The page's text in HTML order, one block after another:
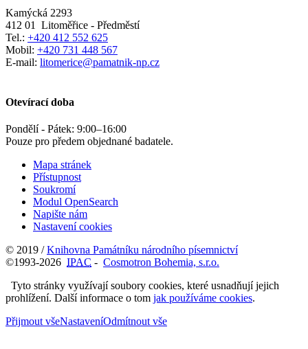
Kamýcká 2293
412 01
Litoměřice - Předměstí
Tel.: +420 412 552 625
Mobil: +420 731 448 567
E-mail: litomerice@pamatnik-np.cz
Otevírací doba
Pondělí - Pátek: 9:00–16:00
Pouze pro předem objednané badatele.
Mapa stránek
Přístupnost
Soukromí
Modul OpenSearch
Napište nám
Nastavení cookies
© 2019 /Knihovna Památníku národního písemnictví
©1993-2026 IPAC - Cosmotron Bohemia, s.r.o.
Tyto stránky využívají soubory cookies, které usnadňují jejich
prohlížení. Další informace o tom jak používáme cookies.
Přijmout všeNastaveníOdmítnout vše